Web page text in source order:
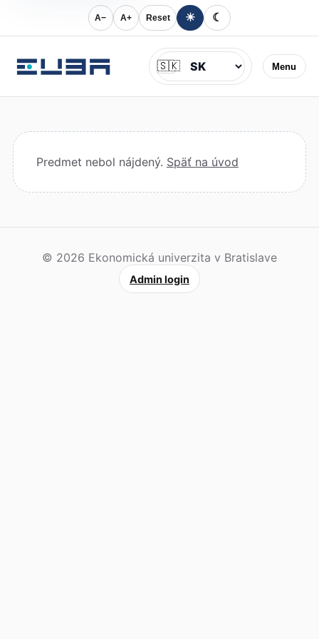
A− A+ Reset ☀ ☾
Menu
Jazyk
🇸🇰
Predmet nebol nájdený. Späť na úvod
© 2026 Ekonomická univerzita v Bratislave
Admin login